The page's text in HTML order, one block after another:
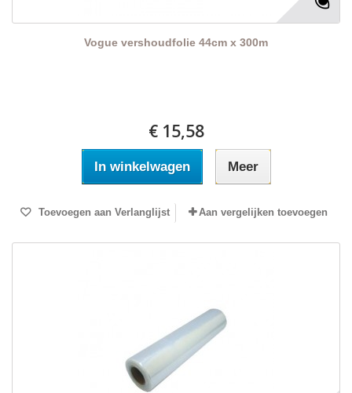
Vogue vershoudfolie 44cm x 300m
€ 15,58
In winkelwagen Meer
Toevoegen aan Verlanglijst Aan vergelijken toevoegen